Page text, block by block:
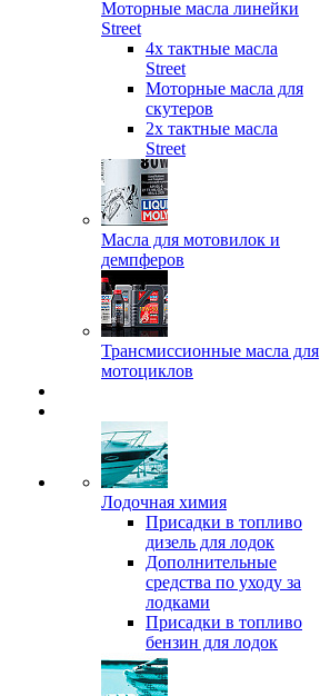
Моторные масла линейки
Street
4х тактные масла
Street
Моторные масла для
скутеров
2х тактные масла
Street
Масла для мотовилок и
демпферов
Трансмиссионные масла для
мотоциклов
Лодочная химия
Присадки в топливо
дизель для лодок
Дополнительные
средства по уходу за
лодками
Присадки в топливо
бензин для лодок